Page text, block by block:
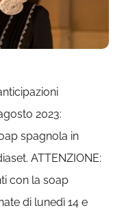
2023:
spagnola in
ATTENZIONE:
con la soap
di lunedì 14 e